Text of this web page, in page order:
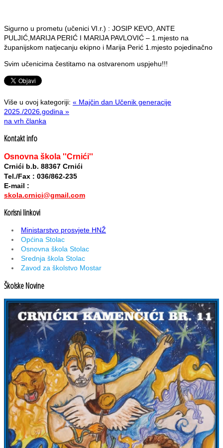
Sigurno u prometu (učenici VI.r.) : JOSIP KEVO, ANTE
PULJIĆ,MARIJA PERIĆ I MARIJA PAVLOVIĆ – 1.mjesto na
županijskom natjecanju ekipno i Marija Perić 1.mjesto pojedinačno
Svim učenicima čestitamo na ostvarenom uspjehu!!!
Više u ovoj kategoriji: « Majčin dan Učenik generacije
2025./2026.godina »
na vrh članka
Kontakt info
Osnovna škola ''Crnići''
Crnići b.b. 88367 Crnići
Tel./Fax : 036/862-235
E-mail :
skola.crnici@gmail.com
Korisni linkovi
Ministarstvo prosvjete HNŽ
Općina Stolac
Osnovna škola Stolac
Srednja škola Stolac
Zavod za školstvo Mostar
Školske Novine